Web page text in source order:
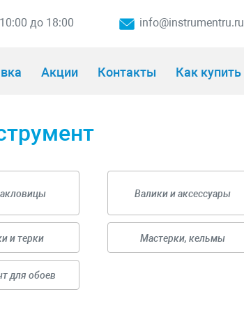
до 18:00 info@instrumentru.ru
Акции Контакты Как купить
Валики и аксессуары
и терки Мастерки, кельмы
для обоев